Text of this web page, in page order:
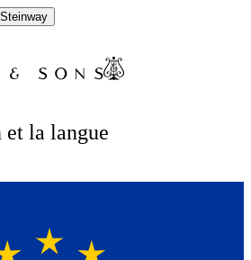
la langue